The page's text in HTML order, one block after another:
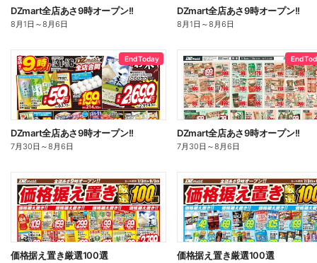
DZmart全店あさ9時オープン!!
8月1日 ～8月6日
DZmart全店あさ9時オープン!!
8月1日 ～8月6日
End Today
DZmart全店あさ9時オープン!!
7月30日 ～8月6日
End
DZmart全店あさ9時オープン!!
7月30日 ～8月6日
価格据え置き厳選100選 価格据え置き厳選100選